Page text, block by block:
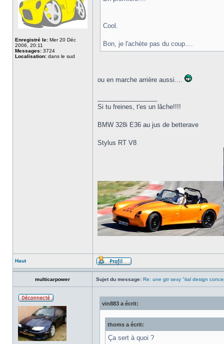
Enregistré le: Mer 20 Déc
2006, 20:11
Messages: 3724
Localisation: dans le sud
Cool.
Bon, je l'achète pas du coup....
ou en marche arrière aussi....
Si tu freines, t'es un lâche!!!!
BMW 328i E36 au jus de betterave
Stylus RT V8
Haut
multicarpower Sujet du message: Re: une gtr sexy "ital design
vin883 a écrit:
thoms a écrit:
Ça sert à quoi ?